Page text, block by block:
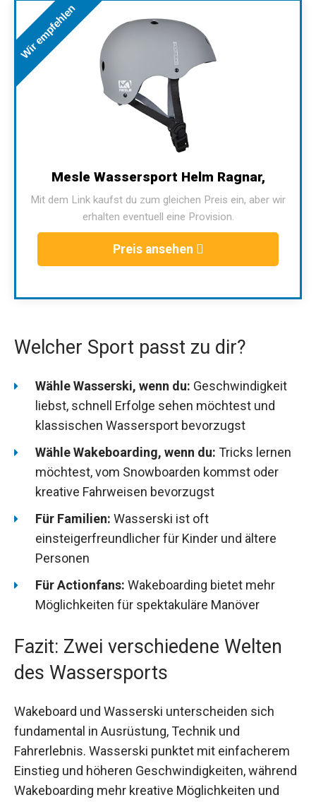
Wir empfehlen
Mesle Wassersport Helm Ragnar,
Mit dem Link kaufst du zum gleichen Preis ein, aber wir
erhalten eventuell eine Provision.
Preis ansehen
Welcher Sport passt zu dir?
Wähle Wasserski, wenn du: Geschwindigkeit
liebst, schnell Erfolge sehen möchtest und
klassischen Wassersport bevorzugst
Wähle Wakeboarding, wenn du: Tricks lernen
möchtest, vom Snowboarden kommst oder
kreative Fahrweisen bevorzugst
Für Familien: Wasserski ist oft
einsteigerfreundlicher für Kinder und ältere
Personen
Für Actionfans: Wakeboarding bietet mehr
Möglichkeiten für spektakuläre Manöver
Fazit: Zwei verschiedene Welten
des Wassersports
Wakeboard und Wasserski unterscheiden sich
fundamental in Ausrüstung, Technik und
Fahrerlebnis. Wasserski punktet mit einfacherem
Einstieg und höheren Geschwindigkeiten, während
Wakeboarding mehr kreative Möglichkeiten und